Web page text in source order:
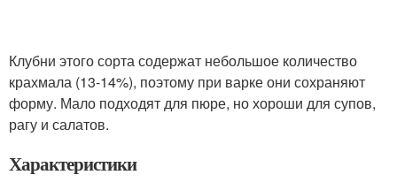
Клубни этого сорта содержат небольшое количество
крахмала (13-14%), поэтому при варке они сохраняют
форму. Мало подходят для пюре, но хороши для супов,
рагу и салатов.
Характеристики